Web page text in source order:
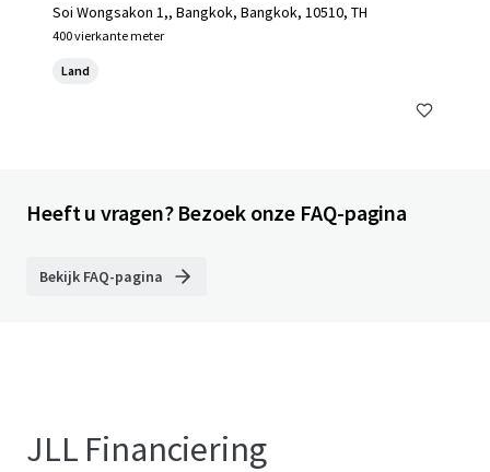
Soi Wongsakon 1,, Bangkok, Bangkok, 10510, TH
400 vierkante meter
Land
Heeft u vragen? Bezoek onze FAQ-pagina
Bekijk FAQ-pagina
JLL Financiering